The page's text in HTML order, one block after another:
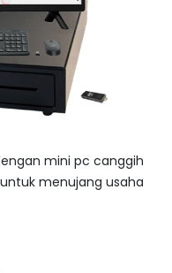
mini pc canggih
menujang usaha